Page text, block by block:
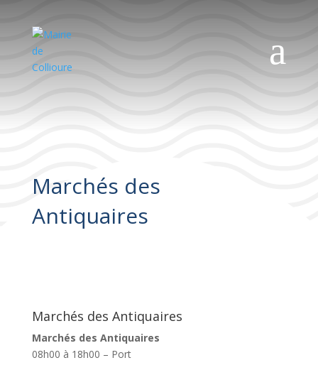
a
Marchés des
Antiquaires
Marchés des Antiquaires
Marchés des Antiquaires
08h00 à 18h00 – Port